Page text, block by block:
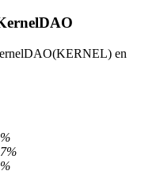
métaux précieux et matières
en
%
%
%